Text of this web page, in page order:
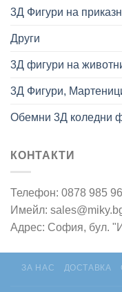
3Д Фигури на
Други
3Д фигури на
3Д Фигури,
Обемни 3Д коледни
КОНТАКТИ
Телефон: 0878 985
Имейл:
Адрес: София, бул.
ЗА НАС ДОСТАВКА